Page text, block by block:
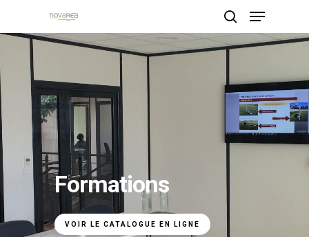
Hit enter to search or ESC to close
Formations
VOIR LE CATALOGUE EN LIGNE